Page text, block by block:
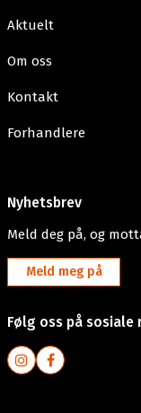
Aktuelt
Om oss
Kontakt
Forhandlere
Nyhetsbrev
Meld deg på, og
Meld meg på
Følg oss på sosiale